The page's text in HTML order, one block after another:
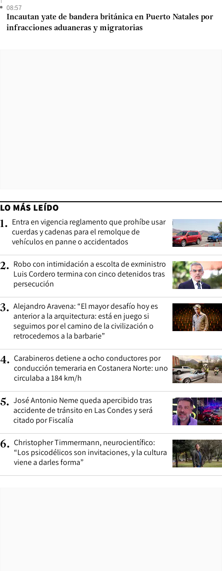
08:57
Incautan yate de bandera británica en Puerto Natales por
infracciones aduaneras y migratorias
LO MÁS LEÍDO
1. Entra en vigencia reglamento que prohíbe usar
cuerdas y cadenas para el remolque de
vehículos en panne o accidentados
2. Robo con intimidación a escolta de exministro
Luis Cordero termina con cinco detenidos tras
persecución
3. Alejandro Aravena: “El mayor desafío hoy es
anterior a la arquitectura: está en juego si
seguimos por el camino de la civilización o
retrocedemos a la barbarie”
4. Carabineros detiene a ocho conductores por
conducción temeraria en Costanera Norte: uno
circulaba a 184 km/h
5. José Antonio Neme queda apercibido tras
accidente de tránsito en Las Condes y será
citado por Fiscalía
6. Christopher Timmermann, neurocientífico:
“Los psicodélicos son invitaciones, y la cultura
viene a darles forma”